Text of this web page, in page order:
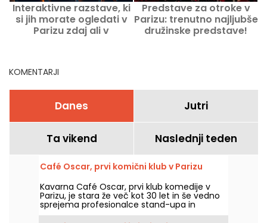
Interaktivne razstave, ki
si jih morate ogledati v
Parizu zdaj ali v
Predstave za otroke v
Parizu: trenutno najljubše
družinske predstave!
KOMENTARJI
Danes Jutri
Ta vikend Naslednji teden
Café Oscar, prvi komični klub v Parizu
Kavarna Café Oscar, prvi klub komedije v
Parizu, je stara že več kot 30 let in še vedno
sprejema profesionalce stand-upa in
morebitne bodoče profesionalce. Café